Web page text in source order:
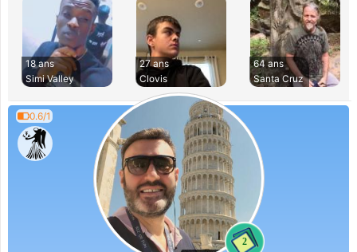
18 ans
Simi Valley
27 ans
Clovis
64 ans
Santa Cruz
0.6/1
2